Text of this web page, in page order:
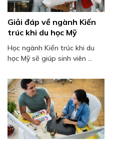
Giải đáp về ngành Kiến
trúc khi du học Mỹ
Học ngành Kiến trúc khi du
học Mỹ sẽ giúp sinh viên ...